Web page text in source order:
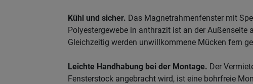
Kühl und sicher. Das Magnetrahmenfenster mit
Polyestergewebe in anthrazit ist an der
Gleichzeitig werden unwillkommene Mücken fern
Leichte Handhabung bei der Montage. Der
Fensterstock angebracht wird, ist eine bohrfreie